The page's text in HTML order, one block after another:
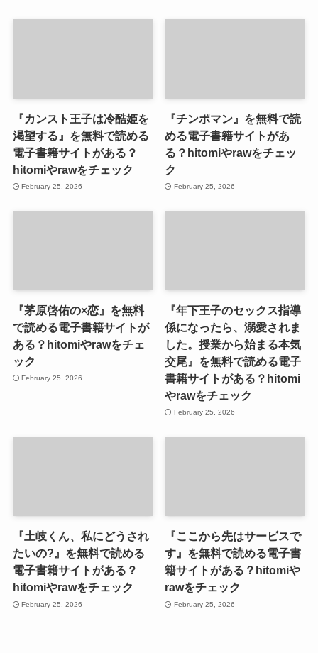
『カンスト王子は冷酷姫を
渇望する』を無料で読める
電子書籍サイトがある？
hitomiやrawをチェック
February 25, 2026
『チンポマン』を無料で読
める電子書籍サイトがあ
る？hitomiやrawをチェッ
ク
February 25, 2026
『茅原啓佑の×恋』を無料
で読める電子書籍サイトが
ある？hitomiやrawをチェ
ック
February 25, 2026
『年下王子のセックス指導
係になったら、溺愛されま
した。授業から始まる本気
交尾』を無料で読める電子
書籍サイトがある？hitomi
やrawをチェック
February 25, 2026
『土岐くん、私にどうされ
たいの?』を無料で読める
電子書籍サイトがある？
hitomiやrawをチェック
February 25, 2026
『ここから先はサービスで
す』を無料で読める電子書
籍サイトがある？hitomiや
rawをチェック
February 25, 2026